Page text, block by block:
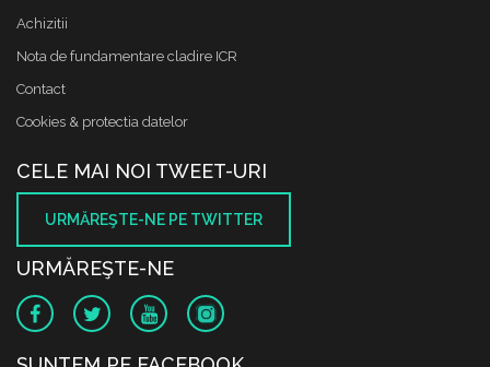
Achizitii
Nota de fundamentare cladire ICR
Contact
Cookies & protectia datelor
CELE MAI NOI TWEET-URI
URMĂREŞTE-NE PE TWITTER
URMĂREŞTE-NE